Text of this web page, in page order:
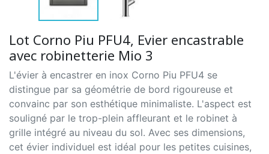
Lot Corno Piu PFU4, Evier encastrable
avec robinetterie Mio 3
L'évier à encastrer en inox Corno Piu PFU4 se
distingue par sa géométrie de bord rigoureuse et
convainc par son esthétique minimaliste. L'aspect est
souligné par le trop-plein affleurant et le robinet à
grille intégré au niveau du sol. Avec ses dimensions,
cet évier individuel est idéal pour les petites cuisines,